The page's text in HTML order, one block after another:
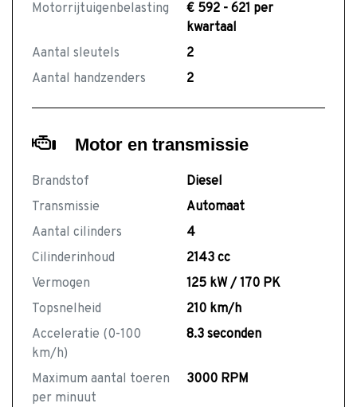
Motorrijtuigenbelasting
€ 592 - 621 per
kwartaal
Aantal sleutels
2
Aantal handzenders
2
Motor en transmissie
Brandstof
Diesel
Transmissie
Automaat
Aantal cilinders
4
Cilinderinhoud
2143 cc
Vermogen
125 kW / 170 PK
Topsnelheid
210 km/h
Acceleratie (0-100
km/h)
8.3 seconden
Maximum aantal toeren
per minuut
3000 RPM